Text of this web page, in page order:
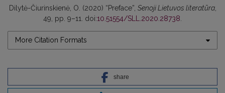
Dilytė-Čiurinskienė, O. (2020) “Preface”, Senoji Lietuvos literatūra,
49, pp. 9–11. doi:10.51554/SLL.2020.28738.
More Citation Formats
share